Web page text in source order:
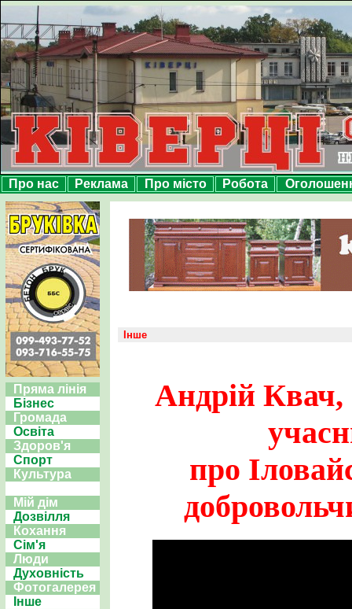
Про нас Реклама Про місто Робота
Пряма лінія
Бізнес
Громада
Освіта
Здоров'я
Спорт
Культура
Мій дім
Дозвілля
Кохання
Сім'я
Люди
Духовність
Фотогалерея
Інше
Інше
Андрій Квач,
про